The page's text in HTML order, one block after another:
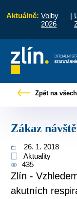
Aktuálně: Volby
2026
|
vyřídit
Zpět na
Zákaz
26. 1. 2018
Aktuality
435
Zlín -
akutních